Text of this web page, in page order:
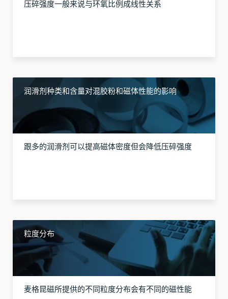
压碎强度一般来说与环氧比例成线性关系
润滑剂种类和含量对混胶粉和磁体性能的影响
跟多的润滑剂可以提高磁体密度但会降低压碎强度
粒度分布
麦格昆磁所提供的不同粒度分布会有不同的磁性能